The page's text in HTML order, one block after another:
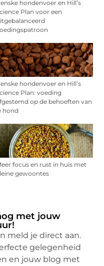
hondenvoer en Hill’s
Plan voor een
hondenvoer en Hill’s
Plan: voeding
op de behoeften van
hond
focus en rust in huis met
gewoontes
met jouw
meld je direct aan.
gelegenheid
en jouw blog met